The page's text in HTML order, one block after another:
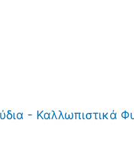
- Καλλωπιστικά